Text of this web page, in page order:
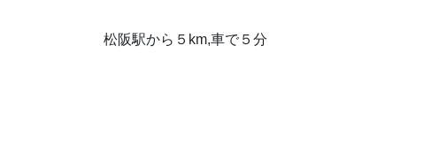
松阪駅から５km,車で５分